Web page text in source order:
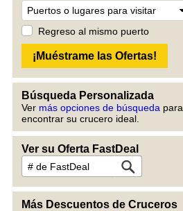
Regreso al mismo puerto
Búsqueda Personalizada
Ver más opciones de búsqueda para
encontrar su crucero ideal.
Ver su Oferta FastDeal
Más Descuentos de Cruceros